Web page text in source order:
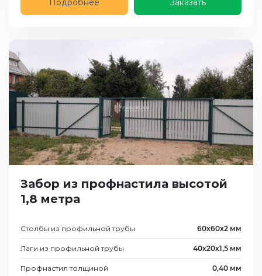
Подробнее Заказать
Забор из профнастила высотой
1,8 метра
Столбы из профильной трубы 60х60х2 мм
Лаги из профильной трубы 40х20х1,5 мм
Профнастил толщиной 0,40 мм